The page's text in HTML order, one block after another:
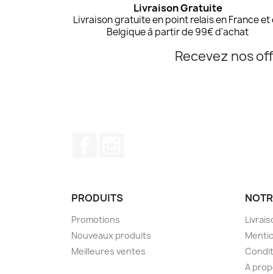
Livraison Gratuite
Livraison gratuite en point relais en France et
Belgique à partir de 99€ d'achat
Recevez nos
PRODUITS
Promotions
Nouveaux produits
Meilleures ventes
A